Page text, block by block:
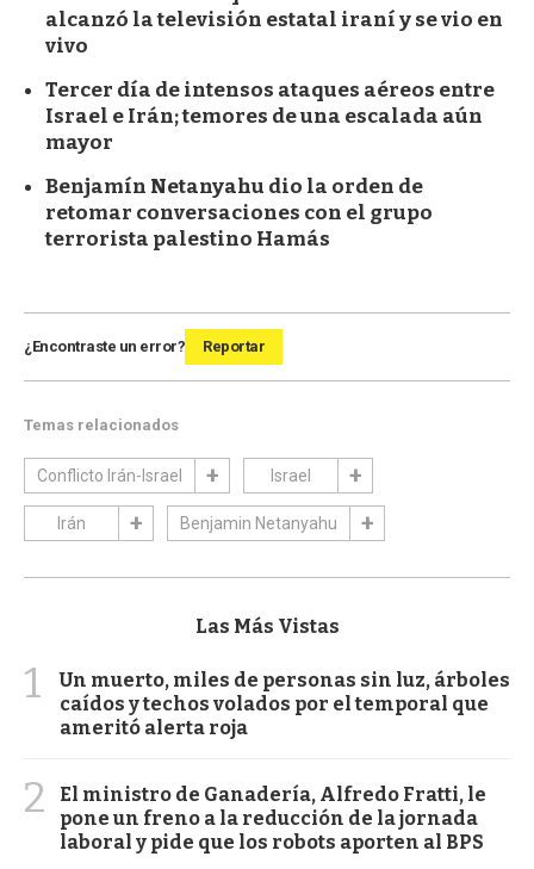
alcanzó la televisión estatal iraní y se vio en
vivo
Tercer día de intensos ataques aéreos entre
Israel e Irán; temores de una escalada aún
mayor
Benjamín Netanyahu dio la orden de
retomar conversaciones con el grupo
terrorista palestino Hamás
¿Encontraste un error? Reportar
Temas relacionados
Conflicto Irán-Israel Israel
Irán Benjamin Netanyahu
Las Más Vistas
1
Un muerto, miles de personas sin luz, árboles
caídos y techos volados por el temporal que
ameritó alerta roja
2
El ministro de Ganadería, Alfredo Fratti, le
pone un freno a la reducción de la jornada
laboral y pide que los robots aporten al BPS